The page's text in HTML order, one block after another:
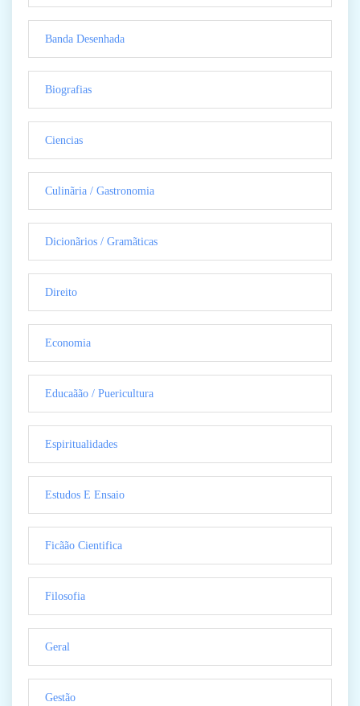
Banda Desenhada
Biografias
Ciencias
Culinãria / Gastronomia
Dicionãrios / Gramãticas
Direito
Economia
Educaãão / Puericultura
Espiritualidades
Estudos E Ensaio
Ficãão Cientifica
Filosofia
Geral
Gestão